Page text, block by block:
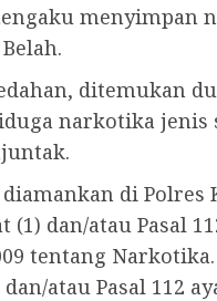
menyimpan
ditemukan
narkotika jenis
di Polres
(1) dan/atau Pasal
tentang
atau Pasal 112